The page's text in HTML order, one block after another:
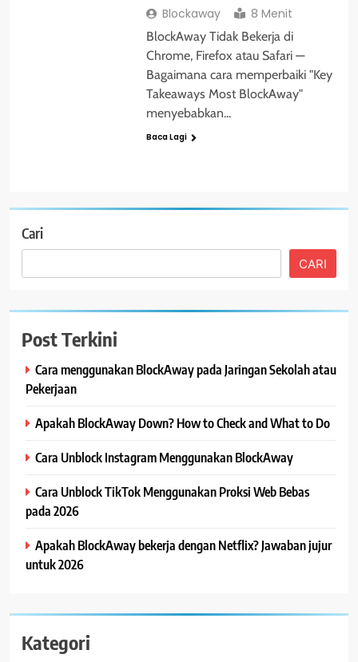
Blockaway 8 Menit
BlockAway Tidak Bekerja di
Chrome, Firefox atau Safari —
Bagaimana cara memperbaiki "Key
Takeaways Most BlockAway"
menyebabkan...
Baca Lagi
Cari
CARI
Post Terkini
Cara menggunakan BlockAway pada Jaringan Sekolah atau
Pekerjaan
Apakah BlockAway Down? How to Check and What to Do
Cara Unblock Instagram Menggunakan BlockAway
Cara Unblock TikTok Menggunakan Proksi Web Bebas
pada 2026
Apakah BlockAway bekerja dengan Netflix? Jawaban jujur
untuk 2026
Kategori